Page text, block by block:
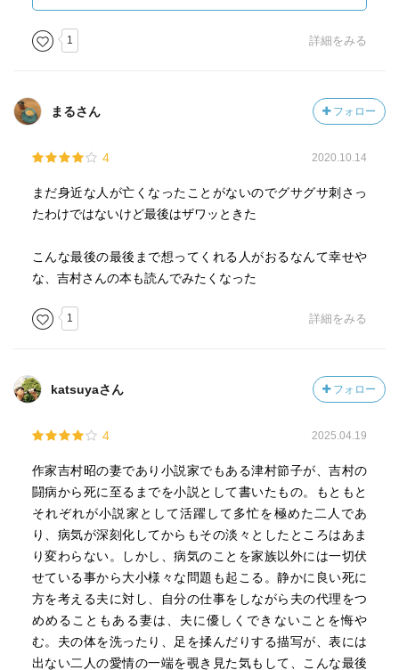
処し方とか。
痛いのは嫌いやし、忍耐なんて大嫌いなので、大病を患っ
てもらうようにしておこうと思っているが、それにはどう
したらいいのか等の下調べもしておかないと。
なんか読書感想から大きくずれてしまったが、夫妻の闘病
記を読むにつれ、この夫婦はお互いを尊敬しあっていたの
だなと思えたし、尊厳を認め合ったからこその闘病記だな
貧乏なのでお手伝いさんが云々とか、病院のDＸ個室みたい
1 詳細をみる
まるさん フォロー
4 2020.10.14
まだ身近な人が亡くなったことがないのでグサグサ刺さっ
たわけではないけど最後はザワッときた
こんな最後の最後まで想ってくれる人がおるなんて幸せや
な、吉村さんの本も読んでみたくなった
1 詳細をみる
katsuyaさん フォロー
4 2025.04.19
作家吉村昭の妻であり小説家でもある津村節子が、吉村の
闘病から死に至るまでを小説として書いたもの。もともと
それぞれが小説家として活躍して多忙を極めた二人であ
り、病気が深刻化してからもその淡々としたところはあま
り変わらない。しかし、病気のことを家族以外には一切伏
せている事から大小様々な問題も起こる。静かに良い死に
方を考える夫に対し、自分の仕事をしながら夫の代理をつ
めめることもある妻は、夫に優しくできないことを悔や
む。夫の体を洗ったり、足を揉んだりする描写が、表には
出ない二人の愛情の一端を覗き見た気もして、こんな最後